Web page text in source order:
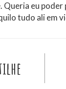
Queria eu
tudo ali em